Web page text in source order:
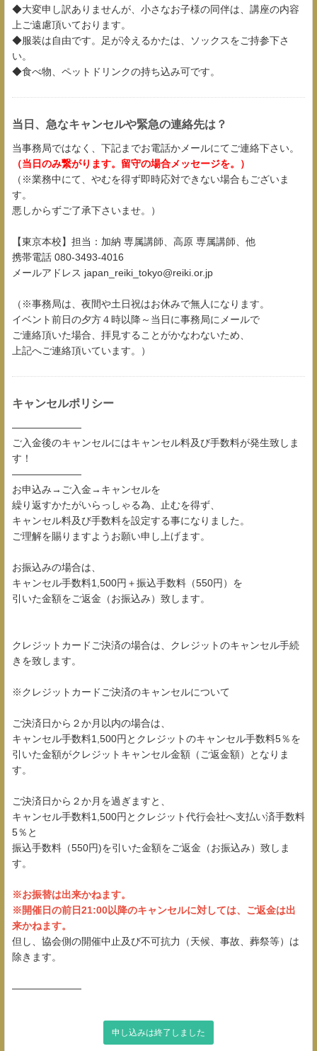
◆大変申し訳ありませんが、小さなお子様の同伴は、講座の内容
上ご遠慮頂いております。
◆服装は自由です。足が冷えるかたは、ソックスをご持参下さ
い。
◆食べ物、ペットドリンクの持ち込み可です。
当日、急なキャンセルや緊急の連絡先は？
当事務局ではなく、下記までお電話かメールにてご連絡下さい。
（当日のみ繋がります。留守の場合メッセージを。）
（※業務中にて、やむを得ず即時応対できない場合もございま
す。
悪しからずご了承下さいませ。）
【東京本校】担当：加納 専属講師、高原 専属講師、他
携帯電話 080-3493-4016
メールアドレス japan_reiki_tokyo@reiki.or.jp
（※事務局は、夜間や土日祝はお休みで無人になります。
イベント前日の夕方４時以降～当日に事務局にメールで
ご連絡頂いた場合、拝見することがかなわないため、
上記へご連絡頂いています。）
キャンセルポリシー
―――――――
ご入金後のキャンセルにはキャンセル料及び手数料が発生致しま
す！
―――――――
お申込み→ご入金→キャンセルを
繰り返すかたがいらっしゃる為、止むを得ず、
キャンセル料及び手数料を設定する事になりました。
ご理解を賜りますようお願い申し上げます。
お振込みの場合は、
キャンセル手数料1,500円＋振込手数料（550円）を
引いた金額をご返金（お振込み）致します。
クレジットカードご決済の場合は、クレジットのキャンセル手続
きを致します。
※クレジットカードご決済のキャンセルについて
ご決済日から２か月以内の場合は、
キャンセル手数料1,500円とクレジットのキャンセル手数料5％を
引いた金額がクレジットキャンセル金額（ご返金額）となりま
す。
ご決済日から２か月を過ぎますと、
キャンセル手数料1,500円とクレジット代行会社へ支払い済手数料
5％と
振込手数料（550円)を引いた金額をご返金（お振込み）致しま
す。
※お振替は出来かねます。
※開催日の前日21:00以降のキャンセルに対しては、ご返金は出
来かねます。
但し、協会側の開催中止及び不可抗力（天候、事故、葬祭等）は
除きます。
―――――――
申し込みは終了しました